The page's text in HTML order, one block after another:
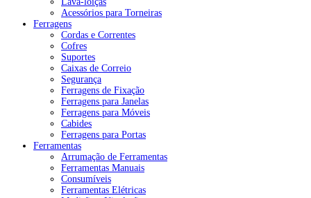
Acessórios para Torneiras
Ferragens
Cordas e Correntes
Cofres
Suportes
Caixas de Correio
Segurança
Ferragens de Fixação
Ferragens para Janelas
Ferragens para Móveis
Cabides
Ferragens para Portas
Ferramentas
Arrumação de Ferramentas
Ferramentas Manuais
Consumíveis
Ferramentas Elétricas